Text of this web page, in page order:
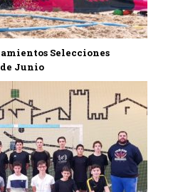
Selecciones
Junio